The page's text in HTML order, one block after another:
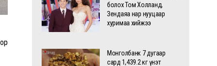
болох Том Холланд,
Зендаяа нар нууцаар
хуримаа хийжээ
Монголбанк 7 дугаар
сард 1,439.2 кг үнэт